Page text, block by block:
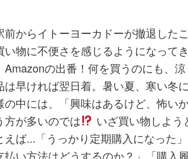
前からイトーヨーカドーが撤退した
い物に不便さを感じるようになって
Amazonの出番！何を買うのにも、
は早ければ翌日着。暑い夏、寒い冬
の中には、「興味はあるけど、怖い
方が多いのでは
いざ買い物しよ
えば...「うっかり定期購入になった
払い方法はどうするのか？」「購入